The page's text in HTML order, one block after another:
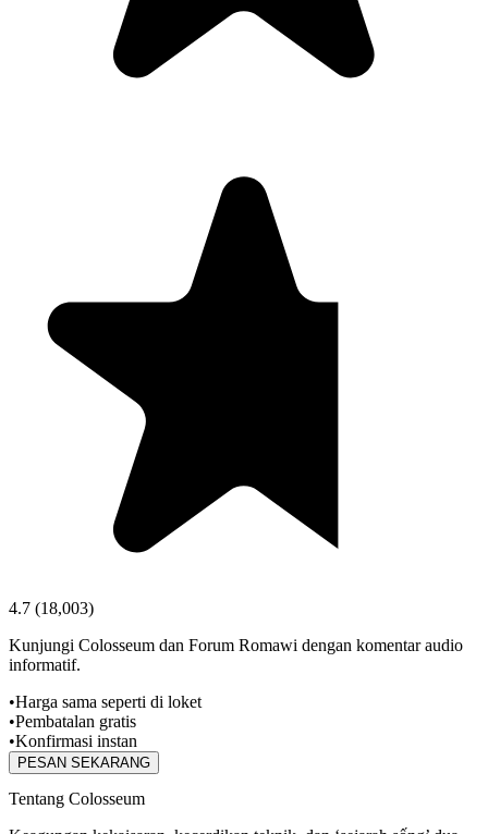
4.7 (18,003)
Kunjungi Colosseum dan Forum Romawi dengan komentar audio
informatif.
•Harga sama seperti di loket
•Pembatalan gratis
•Konfirmasi instan
PESAN SEKARANG
Tentang Colosseum